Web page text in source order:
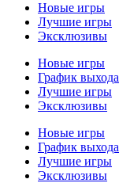
Новые игры
Лучшие игры
Эксклюзивы
Новые игры
График выхода
Лучшие игры
Эксклюзивы
Новые игры
График выхода
Лучшие игры
Эксклюзивы